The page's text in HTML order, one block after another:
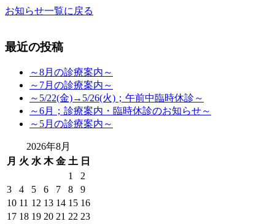
お知らせ一覧に戻る
最近の投稿
～8月の診療案内～
～7月の診療案内～
～5/22(金)→5/26(火)；午前中臨時休診～
～6月；診療案内・臨時休診のお知らせ～
～5月の診療案内～
2026年8月
月 火 水 木 金 土 日
1
2
3
4 5 6 7 8
9
10 11 12 13 14 15 16
17 18 19 20 21 22 23